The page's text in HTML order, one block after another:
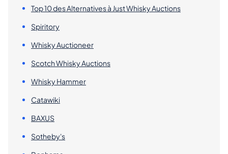
Top 10 des Alternatives à Just Whisky Auctions
Spiritory
Whisky Auctioneer
Scotch Whisky Auctions
Whisky Hammer
Catawiki
BAXUS
Sotheby's